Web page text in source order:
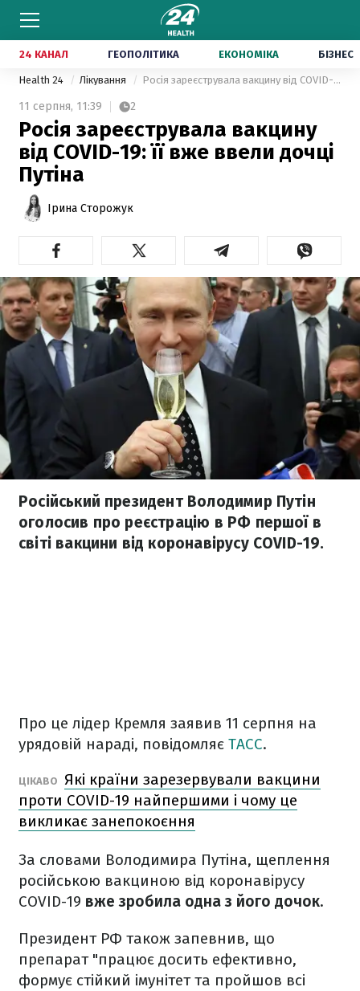
24 КАНАЛ ГЕОПОЛІТИКА ЕКОНОМІКА БІЗНЕС
Health 24 Лікування Росія зареєструвала вакцину від COVID-19: її вже ввели дочці Путіна
11 серпня, 11:39 2
Росія зареєструвала вакцину
від COVID-19: її вже ввели дочці
Путіна
Ірина Сторожук
Російський президент Володимир Путін
оголосив про реєстрацію в РФ першої в
світі вакцини від коронавірусу COVID-19.
Про це лідер Кремля заявив 11 серпня на
урядовій нараді, повідомляє ТАСС.
ЦІКАВО Які країни зарезервували вакцини
проти COVID-19 найпершими і чому це
викликає занепокоєння
За словами Володимира Путіна, щеплення
російською вакциною від коронавірусу
COVID-19 вже зробила одна з його дочок.
Президент РФ також запевнив, що
препарат "працює досить ефективно,
формує стійкий імунітет та пройшов всі